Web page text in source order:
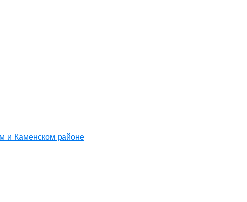
и Каменском районе